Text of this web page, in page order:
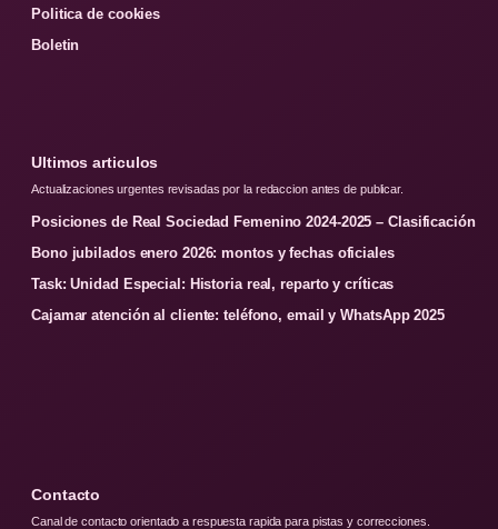
Politica de cookies
Boletin
Ultimos articulos
Actualizaciones urgentes revisadas por la redaccion antes de publicar.
Posiciones de Real Sociedad Femenino 2024-2025 – Clasificación
Bono jubilados enero 2026: montos y fechas oficiales
Task: Unidad Especial: Historia real, reparto y críticas
Cajamar atención al cliente: teléfono, email y WhatsApp 2025
Contacto
Canal de contacto orientado a respuesta rapida para pistas y correcciones.